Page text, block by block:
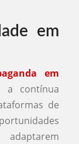
em
em
a contínua
de